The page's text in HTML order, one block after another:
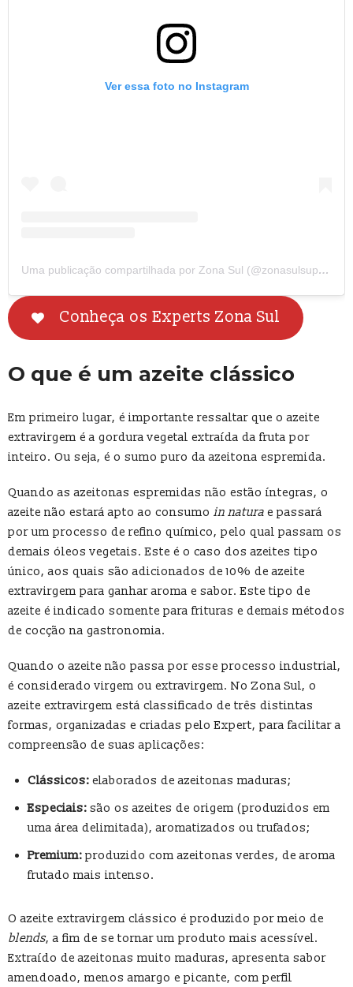
Ver essa foto no Instagram
Uma publicação compartilhada por Zona Sul (@zonasulsupermercado)
Conheça os Experts Zona Sul
O que é um azeite clássico
Em primeiro lugar, é importante ressaltar que o azeite
extravirgem é a gordura vegetal extraída da fruta por
inteiro. Ou seja, é o sumo puro da azeitona espremida.
Quando as azeitonas espremidas não estão íntegras, o
azeite não estará apto ao consumo in natura e passará
por um processo de refino químico, pelo qual passam os
demais óleos vegetais. Este é o caso dos azeites tipo
único, aos quais são adicionados de 10% de azeite
extravirgem para ganhar aroma e sabor. Este tipo de
azeite é indicado somente para frituras e demais métodos
de cocção na gastronomia.
Quando o azeite não passa por esse processo industrial,
é considerado virgem ou extravirgem. No Zona Sul, o
azeite extravirgem está classificado de três distintas
formas, organizadas e criadas pelo Expert, para facilitar a
compreensão de suas aplicações:
Clássicos: elaborados de azeitonas maduras;
Especiais: são os azeites de origem (produzidos em
uma área delimitada), aromatizados ou trufados;
Premium: produzido com azeitonas verdes, de aroma
frutado mais intenso.
O azeite extravirgem clássico é produzido por meio de
blends, a fim de se tornar um produto mais acessível.
Extraído de azeitonas muito maduras, apresenta sabor
amendoado, menos amargo e picante, com perfil